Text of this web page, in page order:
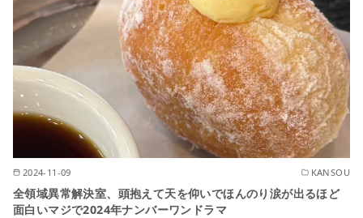
2024-11-09 KANSOU
全領域異常解決室、頭抱えて天を仰いでほんのり涙が出るほど
面白いマジで2024年ナンバーワンドラマ